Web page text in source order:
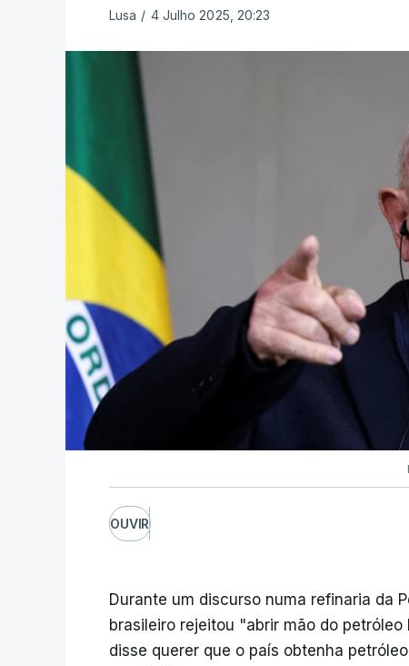
Lusa / 4 Julho 2025, 20:23
OUVIR
Durante um discurso numa refinaria da
brasileiro rejeitou "abrir mão do
disse querer que o país obtenha